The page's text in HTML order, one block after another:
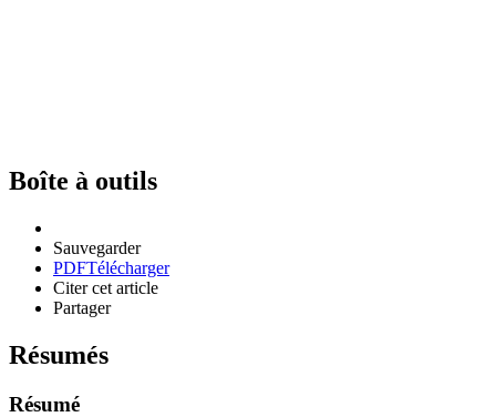
Boîte à outils
Sauvegarder
PDFTélécharger
Citer cet article
Partager
Résumés
Résumé